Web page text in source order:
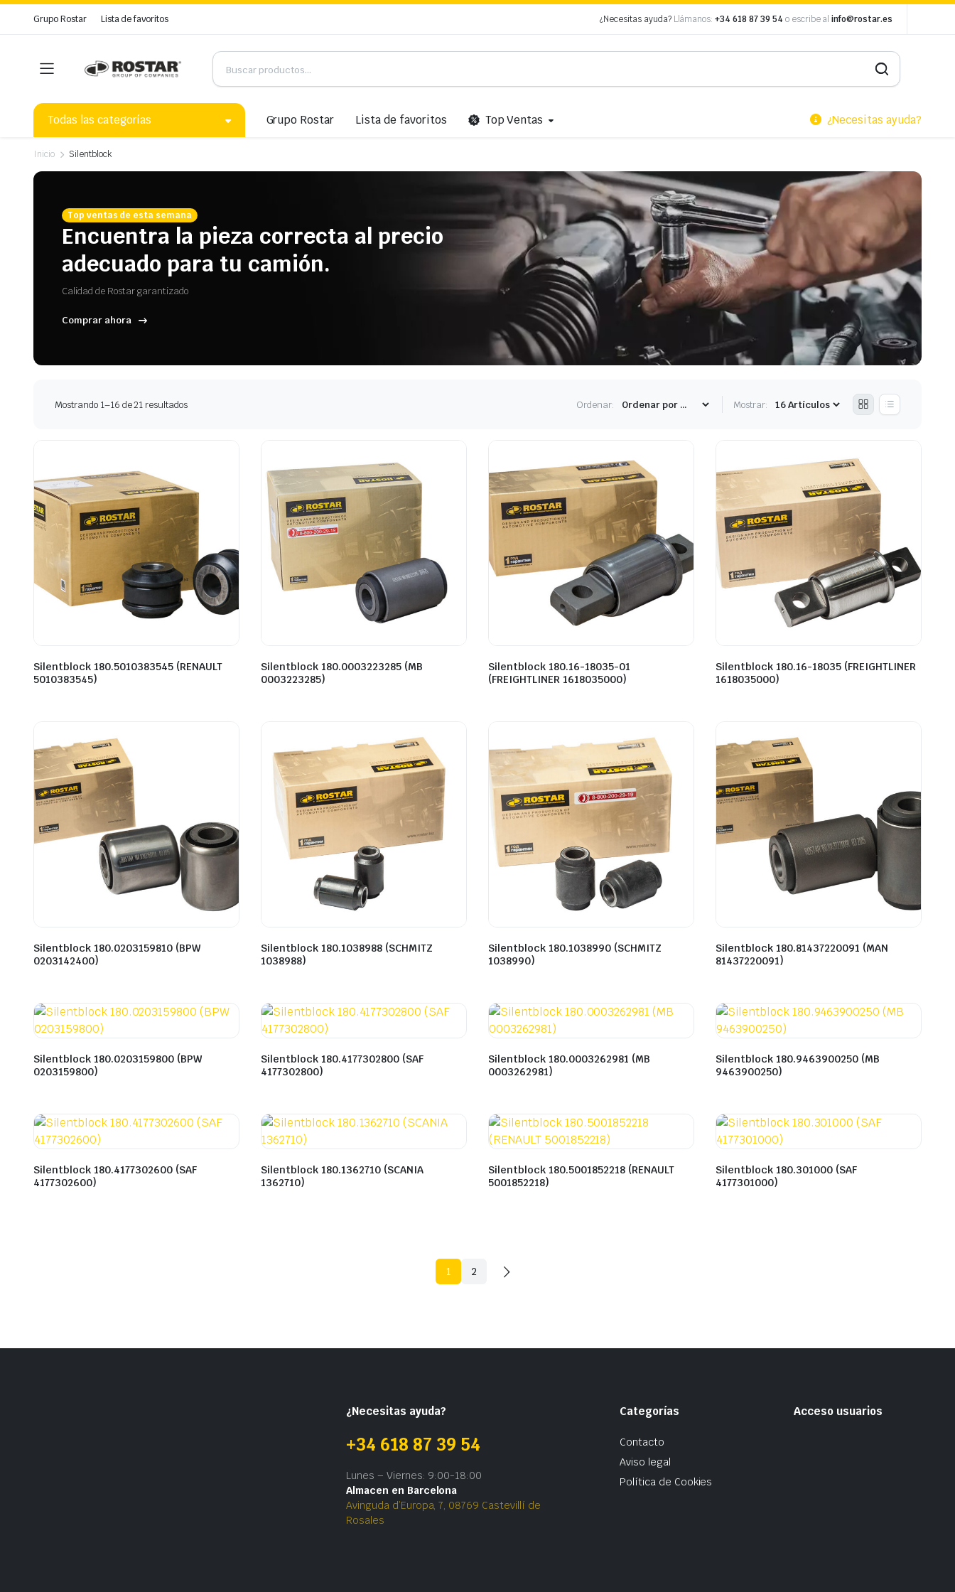
Grupo Rostar Lista de favoritos ¿Necesitas ayuda? Llámanos: +34 618 87 39 54 o escribe alinfo@rostar.es
Todas las categorías Grupo Rostar Lista de favoritos Top Ventas ¿Necesitas ayuda?
Inicio Silentblock
Top ventas de esta semana
Encuentra la pieza correcta al precio
adecuado para tu camión.
Calidad de Rostar garantizado
Comprar ahora
Mostrando 1–16 de 21 resultadosOrdenado
Ordenar: Mostrar:
Silentblock 180.5010383545 (RENAULT
5010383545)
Silentblock 180.0003223285 (MB
0003223285)
Silentblock 180.16-18035-01
(FREIGHTLINER 1618035000)
Silentblock 180.16-18035 (FREIGHTLINER
1618035000)
Silentblock 180.0203159810 (BPW
0203142400)
Silentblock 180.1038988 (SCHMITZ
1038988)
Silentblock 180.1038990 (SCHMITZ
1038990)
Silentblock 180.81437220091 (MAN
81437220091)
Silentblock 180.0203159800 (BPW
0203159800)
Silentblock 180.4177302800 (SAF
4177302800)
Silentblock 180.0003262981 (MB
0003262981)
Silentblock 180.9463900250 (MB
9463900250)
Silentblock 180.4177302600 (SAF
4177302600)
Silentblock 180.1362710 (SCANIA
1362710)
Silentblock 180.5001852218 (RENAULT
5001852218)
Silentblock 180.301000 (SAF
4177301000)
1 2
¿Necesitas ayuda?
+34 618 87 39 54
Lunes – Viernes: 9:00-18:00
Almacen en Barcelona
Avinguda d’Europa, 7, 08769 Castevillí de
Rosales
Categorías
Contacto
Aviso legal
Política de Cookies
Acceso usuarios